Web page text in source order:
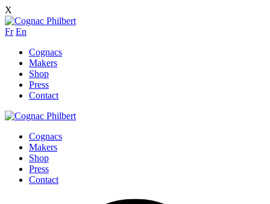
X
Fr En
Cognacs
Makers
Shop
Press
Contact
Cognacs
Makers
Shop
Press
Contact